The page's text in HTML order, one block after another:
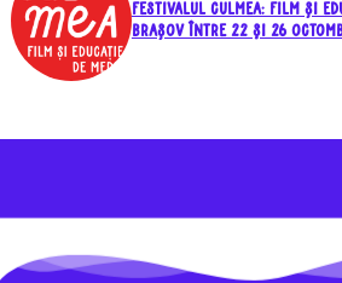
Festivalul CULMEA: Film și
Brașov între 22 şi 26